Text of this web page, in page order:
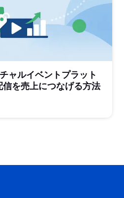
ャルイベントプラット
を売上につなげる方法